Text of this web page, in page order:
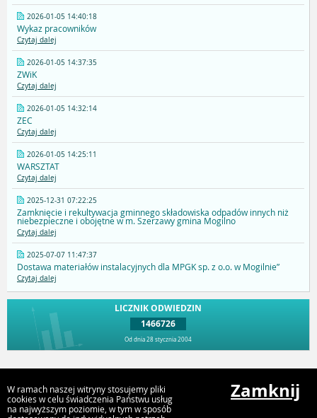
2026-01-05 14:40:18
Wykaz pracowników
Czytaj dalej
2026-01-05 14:37:35
ZWiK
Czytaj dalej
2026-01-05 14:32:14
ZEC
Czytaj dalej
2026-01-05 14:25:11
WARSZTAT
Czytaj dalej
2025-12-31 07:22:25
Zamknięcie i rekultywacja gminnego składowiska odpadów innych niż
niebezpieczne i obojętne w m. Szerzawy gmina Mogilno
Czytaj dalej
2025-07-07 11:47:37
Dostawa materiałów instalacyjnych dla MPGK sp. z o.o. w Mogilnie”
Czytaj dalej
LICZNIK ODWIEDZIN
1466726
Od dnia 28 stycznia 2004
W ramach naszej witryny stosujemy pliki
cookies w celu świadczenia Państwu usług
na najwyższym poziomie, w tym w sposób
Zamknij